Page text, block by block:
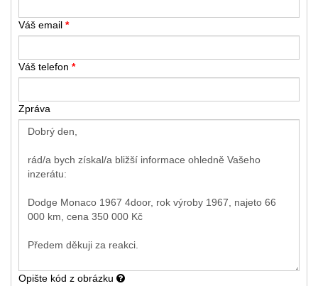
Váš email *
Váš telefon *
Zpráva
Opište kód z obrázku